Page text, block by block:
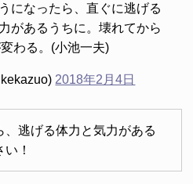
になったら、直ぐに逃げる
があるうちに。壊れてから
わる。(小池一夫)
2018年2月4日
逃げる体力と気力がある
！